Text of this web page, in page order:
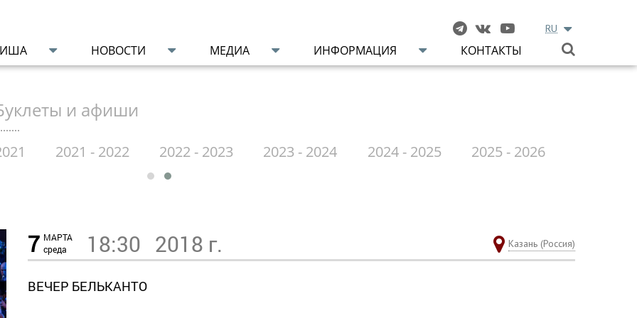
RU
НОВОСТИ МЕДИА ИНФОРМАЦИЯ КОНТАКТЫ
и афиши
2021 - 2022 2022 - 2023 2023 - 2024 2024 - 2025 2025 - 2026
7 МАРТА
среда
18:30 2018 г. Казань (Россия)
ВЕЧЕР БЕЛЬКАНТО